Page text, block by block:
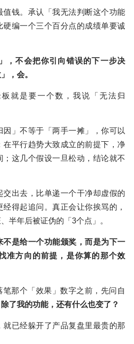
值钱。承认「我无法判断这个功能
编一个三个百分点的成绩单要诚
，不会把你引向错误的下一步决
，会。
就是要一个数，我说「无法归
」不等于「两手一摊」，你可以
在平行趋势大致成立的前提下，净
这几个假设一旦松动，结论就不
出去，比单递一个干净却虚假的
得起追问。真正会让你挨骂的，
半年后被证伪的「3个点」。
不是给一个功能颁奖，而是为下一
准方向的前提，是你算的那个效
那个「效果」数字之前，先问自
了我的功能，还有什么也变了？
已经躲开了产品复盘里最贵的那